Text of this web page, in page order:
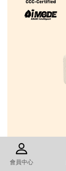
會員中心